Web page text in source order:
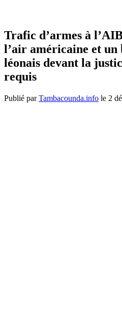
Trafic d’armes à
l’air américaine et
léonais devant la
requis
Publié parTambacounda.info le 2